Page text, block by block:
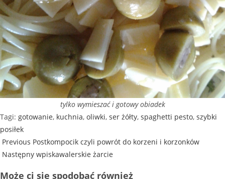
tylko wymieszać i gotowy obiadek
Tagi: gotowanie, kuchnia, oliwki, ser żółty, spaghetti pesto, szybki
posiłek
Previous Postkompocik czyli powrót do korzeni i korzonków
Następny wpiskawalerskie żarcie
Może ci się spodobać również